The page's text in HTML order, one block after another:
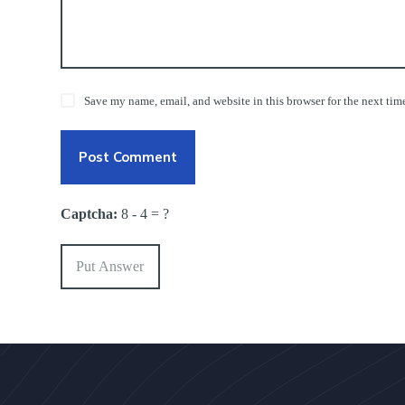
Save my name, email, and website in this browser for the next
Post Comment
Captcha: 8 - 4 = ?